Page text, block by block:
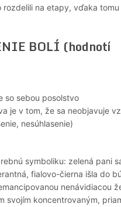
rozdelili na etapy, vďaka
BOLÍ (hodnotí
so sebou posolstvo
je v tom, že sa neobjavuje
nesúhlasenie)
symboliku: zelená pani
fialovo-čierna išla do
nenávidiacou
svojím koncentrovaným,